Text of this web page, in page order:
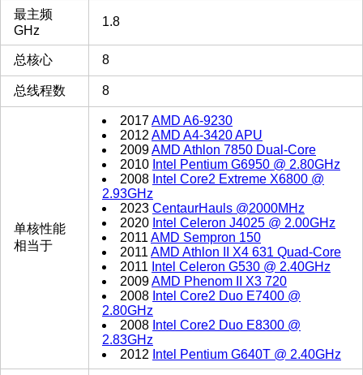
最主频
GHz
1.8
总核心 8
总线程数 8
单核性能
相当于
2017AMD A6-9230
2012AMD A4-3420 APU
2009AMD Athlon 7850 Dual-Core
2010 Intel Pentium G6950 @ 2.80GHz
2008 Intel Core2 Extreme X6800 @
2.93GHz
2023 CentaurHauls @2000MHz
2020 Intel Celeron J4025 @ 2.00GHz
2011AMD Sempron 150
2011AMD Athlon II X4 631 Quad-Core
2011 Intel Celeron G530 @ 2.40GHz
2009AMD Phenom II X3 720
2008 Intel Core2 Duo E7400 @
2.80GHz
2008 Intel Core2 Duo E8300 @
2.83GHz
2012 Intel Pentium G640T @ 2.40GHz